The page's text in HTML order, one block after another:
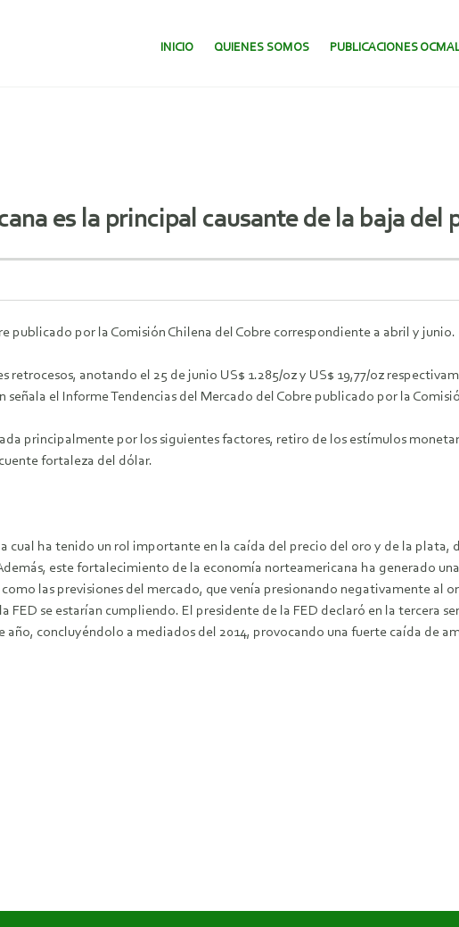
SALTAR AL CONTENIDO.
INICIO QUIENES SOMOS PUBLICACIONES
es la principal causante de la baja del
publicado por la Comisión Chilena del Cobre correspondiente a abril y junio.
anotando el 25 de junio US$ 1.285/oz y US$ 19,77/oz
señala el Informe Tendencias del Mercado del Cobre publicado por la
principalmente por los siguientes factores, retiro de los estímulos
fortaleza del dólar.
cual ha tenido un rol importante en la caída del precio del oro y de la plata,
este fortalecimiento de la economía norteamericana ha generado
las previsiones del mercado, que venía presionando negativamente al
se estarían cumpliendo. El presidente de la FED declaró en la tercera
concluyéndolo a mediados del 2014, provocando una fuerte caída de